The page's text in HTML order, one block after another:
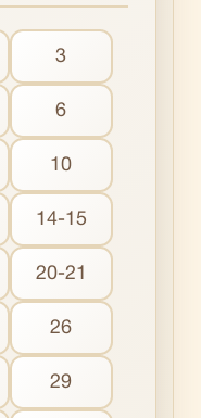
3
6
10
14-15
20-21
26
29